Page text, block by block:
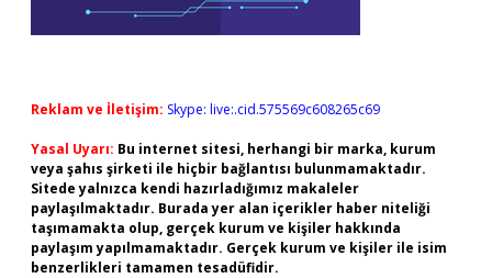
Reklam ve İletişim: Skype: live:.cid.575569c608265c69
Yasal Uyarı: Bu internet sitesi, herhangi bir marka, kurum
veya şahıs şirketi ile hiçbir bağlantısı bulunmamaktadır.
Sitede yalnızca kendi hazırladığımız makaleler
paylaşılmaktadır. Burada yer alan içerikler haber niteliği
taşımamakta olup, gerçek kurum ve kişiler hakkında
paylaşım yapılmamaktadır. Gerçek kurum ve kişiler ile isim
benzerlikleri tamamen tesadüfidir.